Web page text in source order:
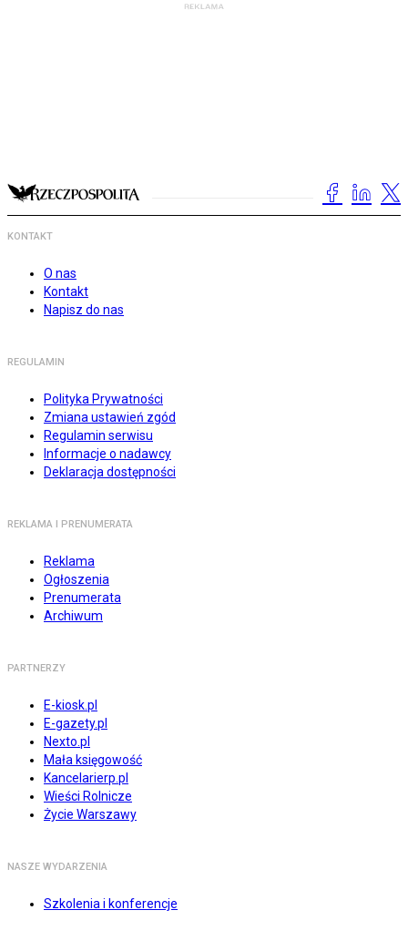
KONTAKT
O nas
Kontakt
Napisz do nas
REGULAMIN
Polityka Prywatności
Zmiana ustawień zgód
Regulamin serwisu
Informacje o nadawcy
Deklaracja dostępności
REKLAMA I PRENUMERATA
Reklama
Ogłoszenia
Prenumerata
Archiwum
PARTNERZY
E-kiosk.pl
E-gazety.pl
Nexto.pl
Mała księgowość
Kancelarierp.pl
Wieści Rolnicze
Życie Warszawy
NASZE WYDARZENIA
Szkolenia i konferencje